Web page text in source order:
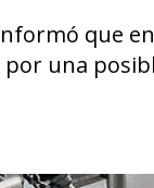
que
una